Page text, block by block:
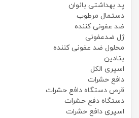
پد بهداشتی بانوان
دستمال مرطوب
ضد عفونی کننده
ژل ضدعفونی
محلول ضد عفونی کننده
بتادین
اسپری الکل
دافع حشرات
قرص دستگاه دافع حشرات
دستگاه دفع حشرات
اسپری دافع حشرات